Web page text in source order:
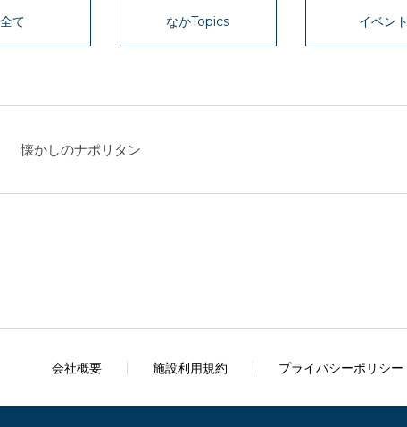
全て なかTopics イベント
懐かしのナポリタン
会社概要 施設利用規約 プライバシーポリシー